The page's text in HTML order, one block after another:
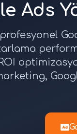
Ads
profesyonel